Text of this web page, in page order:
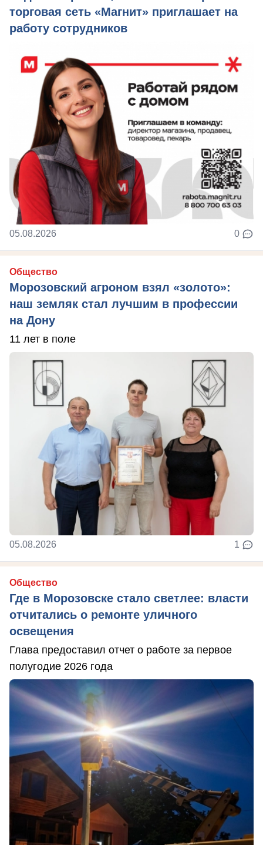
торговая сеть «Магнит» приглашает на
работу сотрудников
05.08.2026 0
Общество
Морозовский агроном взял «золото»:
наш земляк стал лучшим в профессии
на Дону
11 лет в поле
05.08.2026 1
Общество
Где в Морозовске стало светлее: власти
отчитались о ремонте уличного
освещения
Глава предоставил отчет о работе за первое
полугодие 2026 года